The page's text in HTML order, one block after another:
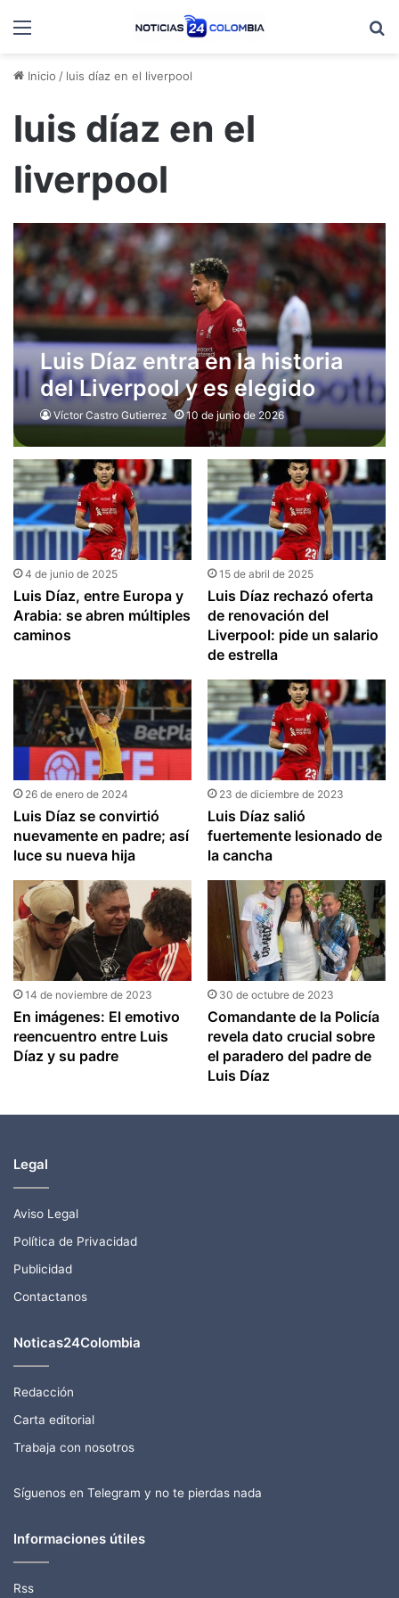
Menú
Inicio / luis díaz en el liverpool
luis díaz en el
liverpool
Luis Díaz entra en la historia
del Liverpool y es elegido
entre los 100 mejores
futbolistas del club
Víctor Castro Gutierrez 10 de junio de 2026
4 de junio de 2025
Luis Díaz, entre Europa y
Arabia: se abren múltiples
caminos
15 de abril de 2025
Luis Díaz rechazó oferta
de renovación del
Liverpool: pide un salario
de estrella
26 de enero de 2024
Luis Díaz se convirtió
nuevamente en padre; así
luce su nueva hija
23 de diciembre de 2023
Luis Díaz salió
fuertemente lesionado de
la cancha
14 de noviembre de 2023
En imágenes: El emotivo
reencuentro entre Luis
Díaz y su padre
30 de octubre de 2023
Comandante de la Policía
revela dato crucial sobre
el paradero del padre de
Luis Díaz
Legal
Aviso Legal
Política de Privacidad
Publicidad
Contactanos
Noticas24Colombia
Redacción
Carta editorial
Trabaja con nosotros
Síguenos en Telegram y no te pierdas nada
Informaciones útiles
Rss